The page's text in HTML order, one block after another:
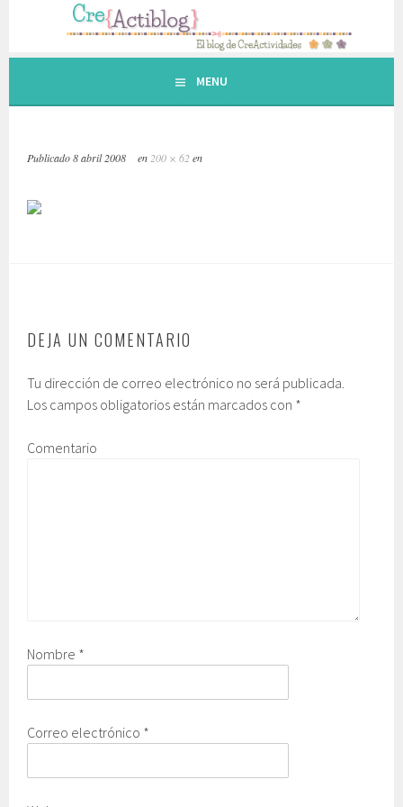
contenido.
MENU
Publicado8 abril 2008 en 200 × 62en
DEJA UN COMENTARIO
Tu dirección de correo electrónico no será publicada.
Los campos obligatorios están marcados con *
Comentario
Nombre *
Correo electrónico *